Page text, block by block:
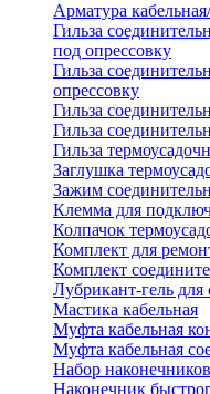
Арматура
Гильза
под опрессовку
Гильза
опрессовку
Гильза
Гильза
Гильза
Заглушка
Зажим
Клемма для
Колпачок
Комплект для
Комплект
Лубрикант-гель для
Мастика кабельная
Муфта кабельная
Муфта кабельная
Набор
Наконечник